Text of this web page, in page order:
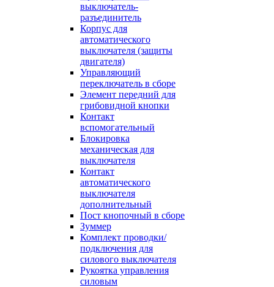
выключатель-
разъединитель
Корпус для
автоматического
выключателя (защиты
двигателя)
Управляющий
переключатель в сборе
Элемент передний для
грибовидной кнопки
Контакт
вспомогательный
Блокировка
механическая для
выключателя
Контакт
автоматического
выключателя
дополнительный
Пост кнопочный в сборе
Зуммер
Комплект проводки/
подключения для
силового выключателя
Рукоятка управления
силовым